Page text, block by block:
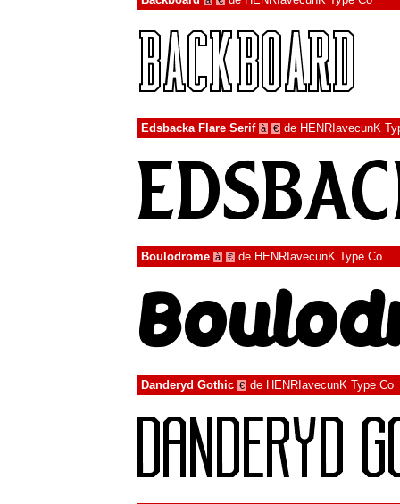
Edsbacka Flare Serif à € de HENRIavecunK
Boulodrome à € de HENRIavecunK Type Co
Danderyd Gothic € de HENRIavecunK Type Co